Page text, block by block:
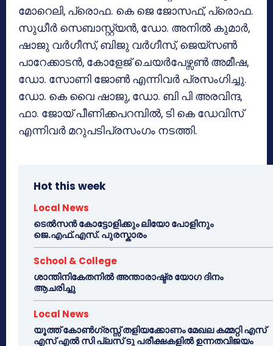
മോറെലി, പ്രൊഫ. കെ ജെ ജോസഫ്, പ്രൊഫ.
സുധീർ സെബാസ്റ്റ്യൻ, ഡോ. അനിൽ കുമാർ,
ഷാജു വർഗീസ്, ബിജു വർഗീസ്, ജെയ്സൺ
പാറേക്കാടൻ, കോളേജ് ചെയർപേഴ്സൺ അമീഷ,
ഡോ. സോണി ജോൺ എന്നിവർ പ്രസംഗിച്ചു.
ഡോ. കെ വൈ ഷാജു, ഡോ. ബി പി അരവിന്ദ,
ഫാ. ജോയ് പീണിക്കപറമ്പിൽ, ടി കെ ഡേവിസ്
എന്നിവർ മറുപടിപ്രസംഗം നടത്തി.
Hot this week
Local News
ടെൽസൻ കോട്ടോളിക്കും ലിയോ പോളിനും
ജെ.എഫ്.എസ്. പുരസ്കാരം
School & College
ശാന്തിനികേതനിൽ അന്താരാഷ്ട്ര യോഗ ദിനം
ആചരിച്ചു
Local News
യൂത്ത് കോൺഗ്രസ്സ് തളിയക്കോണം മേഖല കമ്മറ്റി എസ്
എസ് എൽ സി പ്ലസ് ടു പരീക്ഷകളിൽ ഉന്നതവിജയം